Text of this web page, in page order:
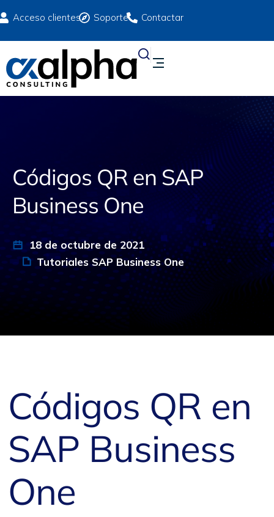
Acceso clientes Soporte Contactar
Códigos QR en SAP
Business One
18 de octubre de 2021
Tutoriales SAP Business One
Códigos QR en
SAP Business
One